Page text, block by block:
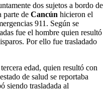
dos sujetos a bordo de
parte de Cancún hicieron el
911. Según se
fue el hombre quien resultó
Por ello fue trasladado
edad, quien resultó con
de salud se reportaba
siendo trasladada al